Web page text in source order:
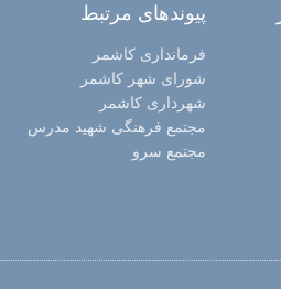
پیوندهای مرتبط
فرمانداری کاشمر
شورای شهر کاشمر
شهرداری کاشمر
مجتمع فرهنگی شهید مدرس
مجتمع سرو